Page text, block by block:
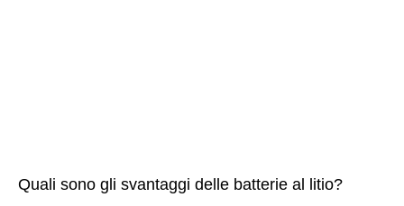
Quali sono gli svantaggi delle batterie al litio?